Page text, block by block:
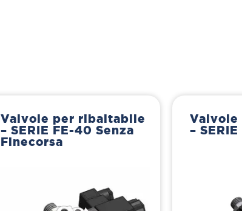
Valvole per ribaltabile
– SERIE FE-40 Senza
Finecorsa
–